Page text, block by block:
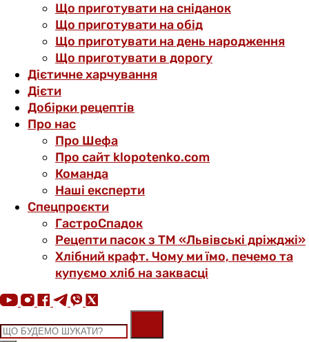
Що приготувати на сніданок
Що приготувати на обід
Що приготувати на день народження
Що приготувати в дорогу
Дієтичне харчування
Дієти
Добірки рецептів
Про нас
Про Шефа
Про сайт klopotenko.com
Команда
Наші експерти
Спецпроєкти
ГастроСпадок
Рецепти пасок з ТМ «Львівські дріжджі»
Хлібний крафт. Чому ми їмо, печемо та
купуємо хліб на заквасці